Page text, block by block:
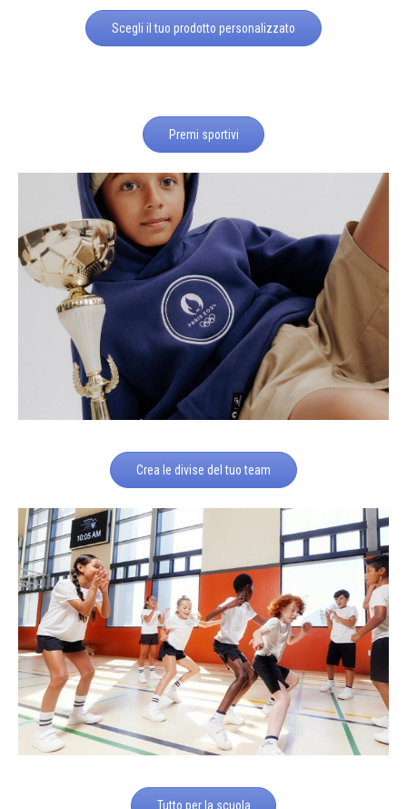
Scegli il tuo prodotto personalizzato
Premi sportivi
Crea le divise del tuo team
Tutto per la scuola